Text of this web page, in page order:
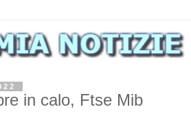
in calo, Ftse Mib